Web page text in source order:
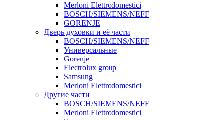
Merloni Elettrodomestici
BOSCH/SIEMENS/NEFF
GORENJE
Дверь духовки и её части
BOSCH/SIEMENS/NEFF
Универсальные
Gorenje
Electrolux group
Samsung
Merloni Elettrodomestici
Другие части
BOSCH/SIEMENS/NEFF
Merloni Elettrodomestici